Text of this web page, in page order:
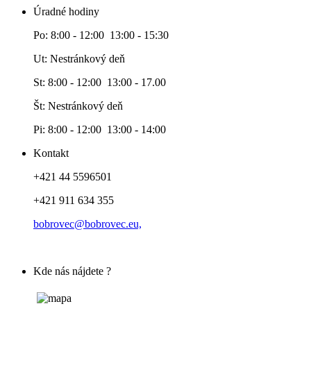
Úradné hodiny
Po: 8:00 - 12:00 13:00 - 15:30
Ut: Nestránkový deň
St: 8:00 - 12:00 13:00 - 17.00
Št: Nestránkový deň
Pi: 8:00 - 12:00 13:00 - 14:00
Kontakt
+421 44 5596501
+421 911 634 355
bobrovec@bobrovec.eu,
Kde nás nájdete ?